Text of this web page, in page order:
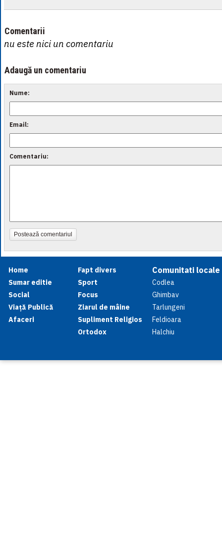
Comentarii
nu este nici un comentariu
Adaugă un comentariu
Nume:
Email:
Comentariu:
Postează comentariul
Home
Sumar editie
Social
Viață Publică
Afaceri
Fapt divers
Sport
Focus
Ziarul de mâine
Supliment Religios
Ortodox
Comunitati locale
Codlea
Ghimbav
Tarlungeni
Feldioara
Halchiu